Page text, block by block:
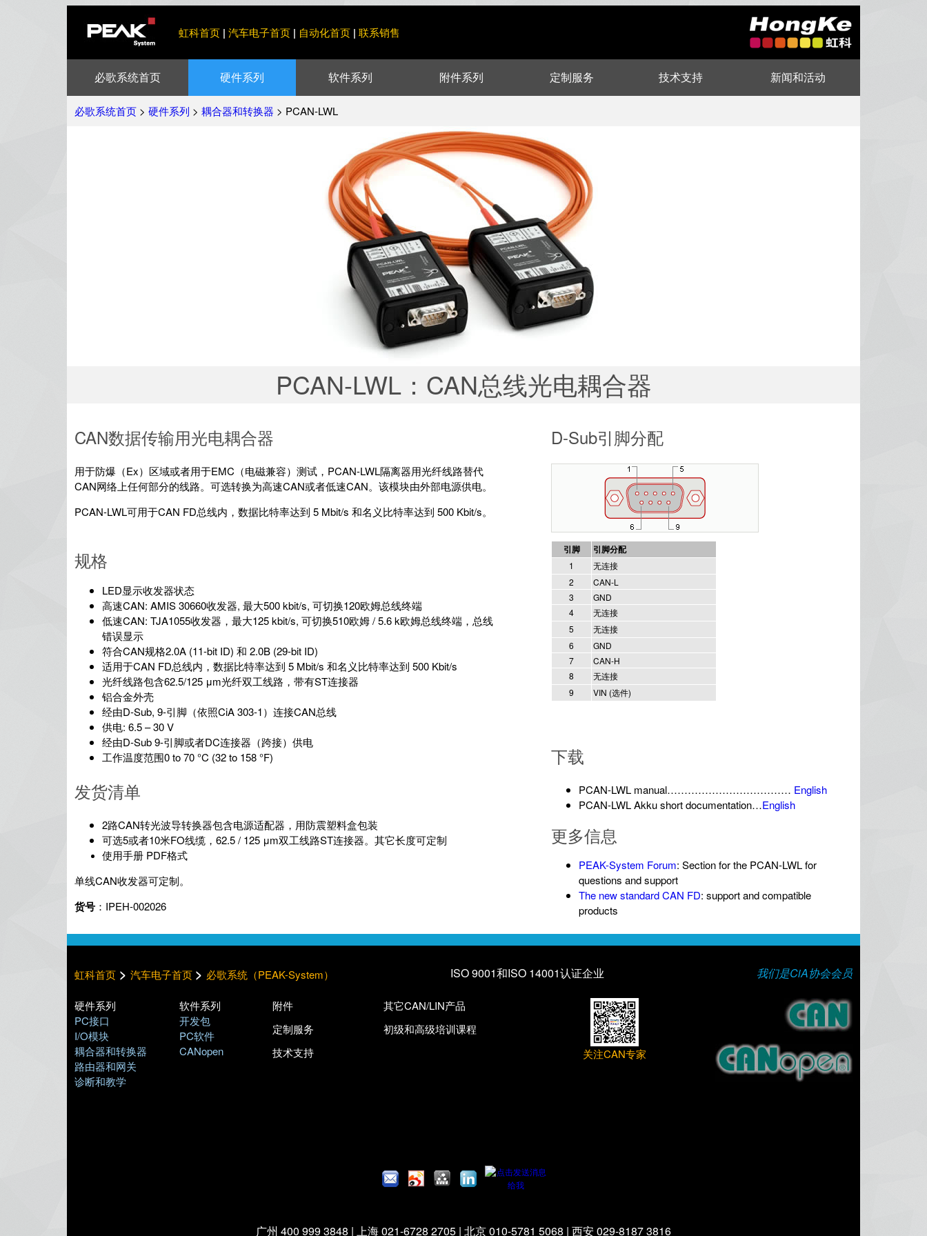
虹科首页 | 汽车电子首页 | 自动化首页 | 联系销售
必歌系统首页 硬件系列 软件系列 附件系列 定制服务 技术支持 新闻和活动
必歌系统首页 > 硬件系列 > 耦合器和转换器 > PCAN-LWL
PCAN-LWL：CAN总线光电耦合器
CAN数据传输用光电耦合器
用于防爆（Ex）区域或者用于EMC（电磁兼容）测试，PCAN-LWL隔离器用光纤线路替代
CAN网络上任何部分的线路。可选转换为高速CAN或者低速CAN。该模块由外部电源供电。
PCAN-LWL可用于CAN FD总线内，数据比特率达到 5 Mbit/s 和名义比特率达到 500 Kbit/s。
规格
LED显示收发器状态
高速CAN: AMIS 30660收发器, 最大500 kbit/s, 可切换120欧姆总线终端
低速CAN: TJA1055收发器，最大125 kbit/s, 可切换510欧姆 / 5.6 k欧姆总线终端，总线
错误显示
符合CAN规格2.0A (11-bit ID) 和 2.0B (29-bit ID)
适用于CAN FD总线内，数据比特率达到 5 Mbit/s 和名义比特率达到 500 Kbit/s
光纤线路包含62.5/125 μm光纤双工线路，带有ST连接器
铝合金外壳
经由D-Sub, 9-引脚（依照CiA 303-1）连接CAN总线
供电: 6.5 – 30 V
经由D-Sub 9-引脚或者DC连接器（跨接）供电
工作温度范围0 to 70 °C (32 to 158 °F)
发货清单
2路CAN转光波导转换器包含电源适配器，用防震塑料盒包装
可选5或者10米FO线缆，62.5 / 125 μm双工线路ST连接器。其它长度可定制
使用手册 PDF格式
单线CAN收发器可定制。
货号 ：IPEH-002026
D-Sub引脚分配
引脚 引脚分配
1
无连接
2
CAN-L
3
GND
4
无连接
5
无连接
6
GND
7
CAN-H
8
无连接
9
VIN (选件)
下载
PCAN-LWL manual……………………………… English
PCAN-LWL Akku short documentation…English
更多信息
PEAK-System Forum: Section for the PCAN-LWL for
questions and support
The new standard CAN FD: support and compatible
products
虹科首页 > 汽车电子首页 > 必歌系统（PEAK-System） ISO 9001和ISO 14001认证企业 我们是CiA协会会员
硬件系列
PC接口
I/O模块
耦合器和转换器
路由器和网关
诊断和教学
软件系列
开发包
PC软件
CANopen
附件
定制服务
技术支持
其它CAN/LIN产品
初级和高级培训课程
关注CAN专家
广州 400 999 3848 | 上海 021-6728 2705 | 北京 010-5781 5068 | 西安 029-8187 3816